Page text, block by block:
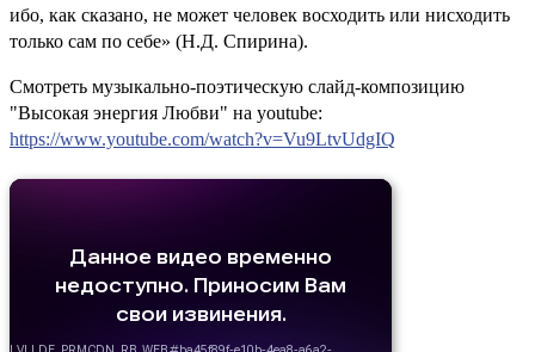
ибо, как сказано, не может человек восходить или нисходить
только сам по себе» (Н.Д. Спирина).
Смотреть музыкально-поэтическую слайд-композицию
"Высокая энергия Любви" на youtube:
https://www.youtube.com/watch?v=Vu9LtvUdgIQ